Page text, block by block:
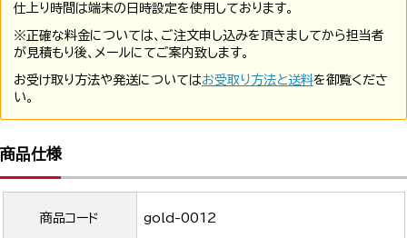
仕上り時間は端末の日時設定を使用しております。
※正確な料金については、ご注文申し込みを頂きましてから担当者
が見積もり後、メールにてご案内致します。
お受け取り方法や発送についてはお受取り方法と送料を御覧くださ
い。
商品仕様
商品コード gold-0012